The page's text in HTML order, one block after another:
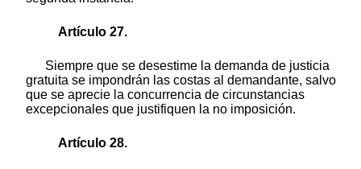
Artículo 27.
Siempre que se desestime la demanda de justicia
gratuita se impondrán las costas al demandante, salvo
que se aprecie la concurrencia de circunstancias
excepcionales que justifiquen la no imposición.
Artículo 28.